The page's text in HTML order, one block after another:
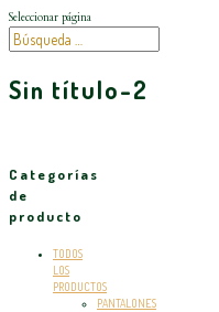
Seleccionar página
Sin título-2
Categorías
de
producto
TODOS
LOS
PRODUCTOS
PANTALONES